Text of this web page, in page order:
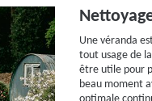
Une véranda
tout usage de
être utile pour
beau moment